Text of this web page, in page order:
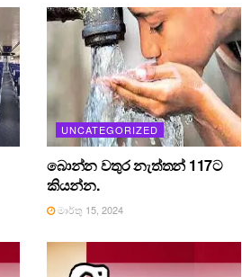
UNCATEGORIZED
බොන්න වතුර නැත්තන් 117ට
කියන්න.
මාර්තු 15, 2024